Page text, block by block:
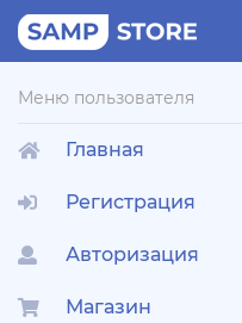
Меню пользователя
Главная
Регистрация
Авторизация
Магазин